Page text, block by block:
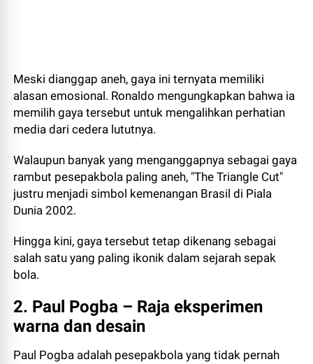
Meski dianggap aneh, gaya ini ternyata memiliki
alasan emosional. Ronaldo mengungkapkan bahwa ia
memilih gaya tersebut untuk mengalihkan perhatian
media dari cedera lututnya.
Walaupun banyak yang menganggapnya sebagai gaya
rambut pesepakbola paling aneh, "The Triangle Cut"
justru menjadi simbol kemenangan Brasil di Piala
Dunia 2002.
Hingga kini, gaya tersebut tetap dikenang sebagai
salah satu yang paling ikonik dalam sejarah sepak
bola.
2. Paul Pogba – Raja eksperimen
warna dan desain
Paul Pogba adalah pesepakbola yang tidak pernah